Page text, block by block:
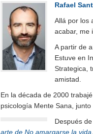
Rafael
Allá por los
acabar, me
A partir de
Estuve en
Strategica,
amistad.
En la década de 2000
psicología Mente Sana,
Después
arte de No amargarse la vida